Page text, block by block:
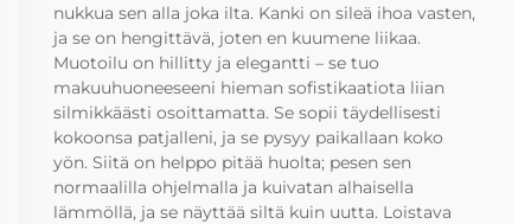
nukkua sen alla joka ilta. Kanki on sileä ihoa vasten,
ja se on hengittävä, joten en kuumene liikaa.
Muotoilu on hillitty ja elegantti – se tuo
makuuhuoneeseeni hieman sofistikaatiota liian
silmikkäästi osoittamatta. Se sopii täydellisesti
kokoonsa patjalleni, ja se pysyy paikallaan koko
yön. Siitä on helppo pitää huolta; pesen sen
normaalilla ohjelmalla ja kuivatan alhaisella
lämmöllä, ja se näyttää siltä kuin uutta. Loistava